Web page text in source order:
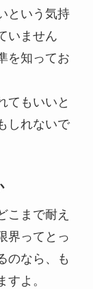
という気持
いません
を知ってお
てもいいと
しれないで
こまで耐え
界ってとっ
のなら、も
よ。